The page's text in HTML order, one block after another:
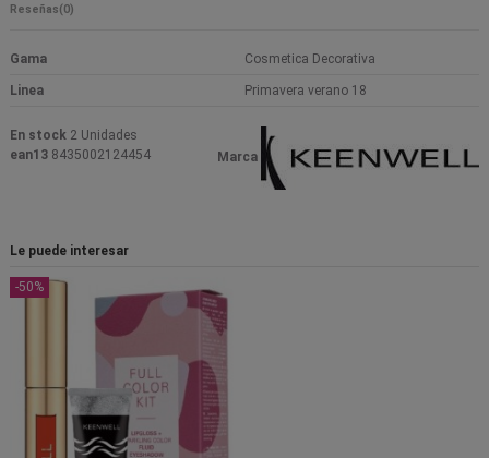
Reseñas(0)
Gama Cosmetica Decorativa
Linea Primavera verano 18
Marca
En stock 2 Unidades
ean13 8435002124454
Le puede interesar
-50%